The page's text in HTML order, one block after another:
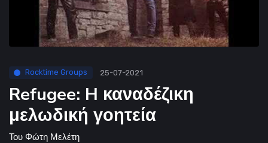
Rocktime Groups 25-07-2021
Refugee: H καναδέζικη
μελωδική γοητεία
Του Φώτη Μελέτη